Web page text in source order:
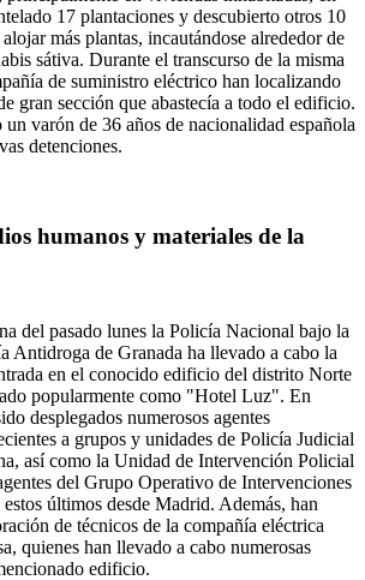
17 plantaciones y descubierto otros 10
más plantas, incautándose alrededor de
sátiva. Durante el transcurso de la misma
de suministro eléctrico han localizando
gran sección que abastecía a todo el edificio.
varón de 36 años de nacionalidad española
detenciones.
humanos y materiales de la
del pasado lunes la Policía Nacional bajo la
Antidroga de Granada ha llevado a cabo la
en el conocido edificio del distrito Norte
popularmente como "Hotel Luz". En
desplegados numerosos agentes
a grupos y unidades de Policía Judicial
así como la Unidad de Intervención Policial
del Grupo Operativo de Intervenciones
últimos desde Madrid. Además, han
de técnicos de la compañía eléctrica
quienes han llevado a cabo numerosas
edificio.